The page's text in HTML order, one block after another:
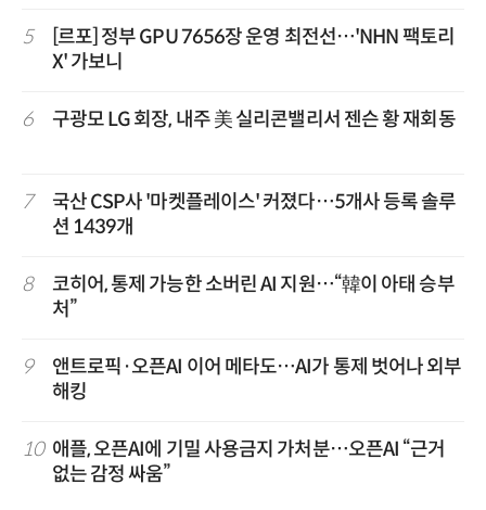
5
[르포] 정부 GPU 7656장 운영 최전선…'NHN 팩토리
X' 가보니
6 구광모 LG 회장, 내주 美 실리콘밸리서 젠슨 황 재회동
7
국산 CSP사 '마켓플레이스' 커졌다…5개사 등록 솔루
션 1439개
8
코히어, 통제 가능한 소버린 AI 지원…“韓이 아태 승부
처”
9
앤트로픽·오픈AI 이어 메타도…AI가 통제 벗어나 외부
해킹
10 애플, 오픈AI에 기밀 사용금지 가처분…오픈AI “근거
없는 감정 싸움”